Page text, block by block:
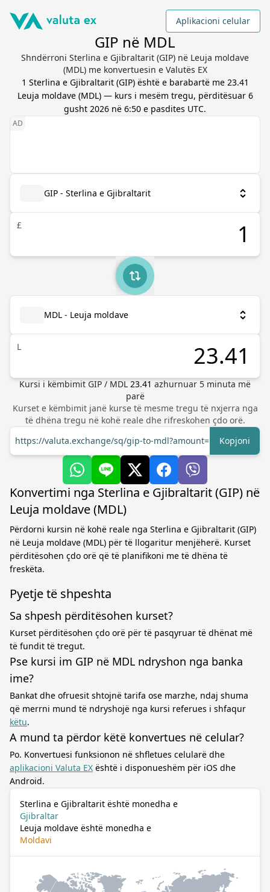
Aplikacioni celular
GIP në MDL
Shndërroni Sterlina e Gjibraltarit (GIP) në Leuja moldave
(MDL) me konvertuesin e Valutës EX
1 Sterlina e Gjibraltarit(GIP) është e barabartë me 23.41
Leuja moldave(MDL) — kurs i mesëm tregu, përditësuar 6
gusht 2026 në 6:50 e pasdites UTC.
GIP - Sterlina e Gjibraltarit
£
MDL - Leuja moldave
L
Kursi i këmbimit GIP / MDL 23.41 azhurnuar 5 minuta më
parë
Kurset e këmbimit janë kurse të mesme tregu të nxjerra nga
të dhëna tregu në kohë reale dhe rifreskohen çdo orë.
https://valuta.exchange/sq/gip-to-mdl?amount=1
Kopjoni
Konvertimi nga Sterlina e Gjibraltarit (GIP) në
Leuja moldave (MDL)
Përdorni kursin në kohë reale nga Sterlina e Gjibraltarit (GIP)
në Leuja moldave (MDL) për të llogaritur menjëherë. Kurset
përditësohen çdo orë që të planifikoni me të dhëna të
freskëta.
Pyetje të shpeshta
Sa shpesh përditësohen kurset?
Kurset përditësohen çdo orë për të pasqyruar të dhënat më
të fundit të tregut.
Pse kursi im GIP në MDL ndryshon nga banka
ime?
Bankat dhe ofruesit shtojnë tarifa ose marzhe, ndaj shuma
që merrni mund të ndryshojë nga kursi referues i shfaqur
këtu.
A mund ta përdor këtë konvertues në celular?
Po. Konvertuesi funksionon në shfletues celularë dhe
aplikacioni Valuta EX është i disponueshëm për iOS dhe
Android.
Sterlina e Gjibraltarit është monedha e
Gjibraltar
Leuja moldave është monedha e
Moldavi